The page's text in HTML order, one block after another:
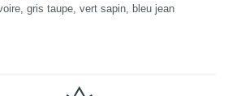
gris taupe, vert sapin, bleu jean